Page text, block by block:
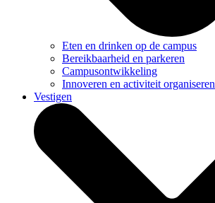
Eten en drinken op de campus
Bereikbaarheid en parkeren
Campusontwikkeling
Innoveren en activiteit organiseren
Vestigen